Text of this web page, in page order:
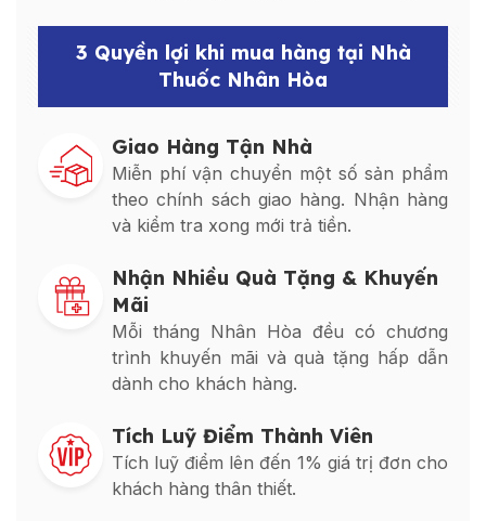
3 Quyền lợi khi mua hàng tại Nhà
Thuốc Nhân Hòa
Giao Hàng Tận Nhà
Miễn phí vận chuyển một số sản phẩm
theo chính sách giao hàng. Nhận hàng
và kiểm tra xong mới trả tiền.
Nhận Nhiều Quà Tặng & Khuyến
Mãi
Mỗi tháng Nhân Hòa đều có chương
trình khuyến mãi và quà tặng hấp dẫn
dành cho khách hàng.
Tích Luỹ Điểm Thành Viên
Tích luỹ điểm lên đến 1% giá trị đơn cho
khách hàng thân thiết.